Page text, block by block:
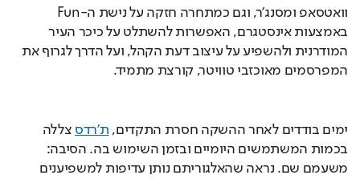
וואטסאפ ומסנג'ר, וגם כמתחרה חזקה על נישת ה-Fun
באמצעות אינסטגרם, האפשרות להשתלט על כיכר העיר
המודרנית ולהשפיע על עיצוב דעת הקהל, ועל הדרך לגרוף את
המפרסמים מאוכזבי טוויטר, קורצת מתמיד.
ימים בודדים לאחר ההשקה חסרת התקדים, ת'רדס
צללה
בכמות המשתמשים היומיים ובזמן השימוש בה. הסיבה:
משעמם שם. נראה שהאלגוריתם נותן עדיפות למשפיענים